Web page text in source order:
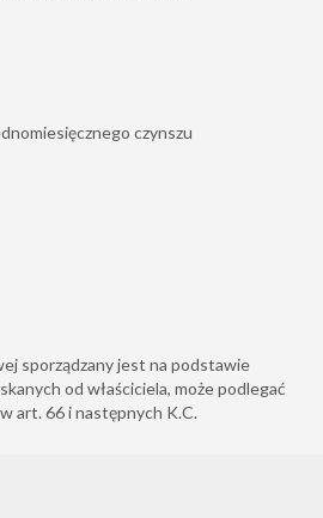
czynszu
sporządzany jest na podstawie
od właściciela, może podlegać
art. 66 i następnych K.C.